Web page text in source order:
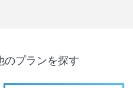
のプランを探す